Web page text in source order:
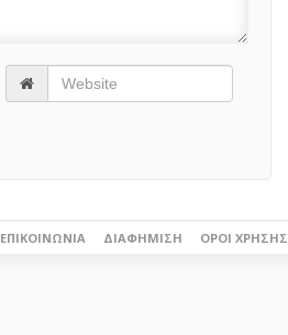
ΕΠΙΚΟΙΝΩΝΊΑ ΔΙΑΦΉΜΙΣΗ ΌΡΟΙ ΧΡΉΣΗΣ